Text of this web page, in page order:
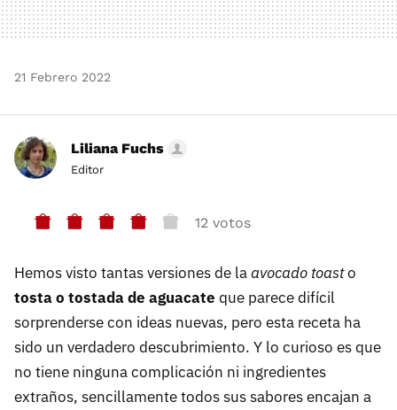
21 Febrero 2022
Liliana Fuchs
Editor
12 votos
Hemos visto tantas versiones de laavocado toasto
tosta o tostada de aguacate que parece difícil
sorprenderse con ideas nuevas, pero esta receta ha
sido un verdadero descubrimiento. Y lo curioso es que
no tiene ninguna complicación ni ingredientes
extraños, sencillamente todos sus sabores encajan a